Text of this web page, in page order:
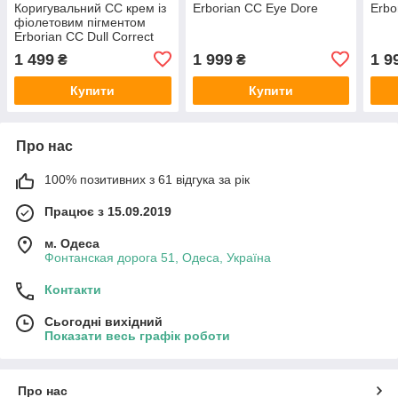
Коригувальний СС крем із
фіолетовим пігментом
Erborian CC Dull Correct
1 499 ₴
Купити
Erborian CC Eye Dore
1 999₴
Купити
1
Про нас
100% позитивних з 61 відгука за рік
Працює з 15.09.2019
м. Одеса
Фонтанская дорога 51, Одеса, Україна
Контакти
Сьогодні вихідний
Показати весь графік роботи
Про нас